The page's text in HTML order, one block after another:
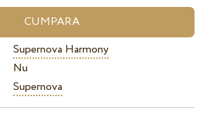
Supernova Harmony
Nu
Supernova